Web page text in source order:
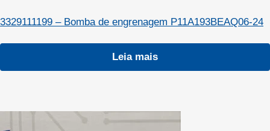
3329111199 – Bomba de engrenagem P11A193BEAQ06-24
Leia mais